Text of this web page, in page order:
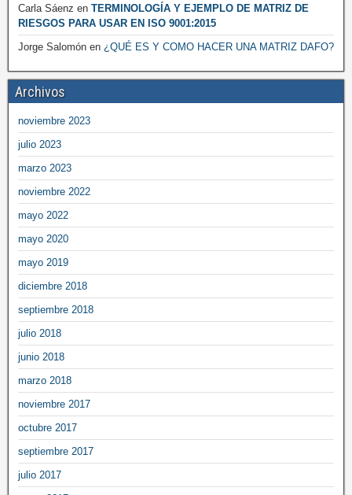
Carla Sáenz en TERMINOLOGÍA Y EJEMPLO DE MATRIZ DE
RIESGOS PARA USAR EN ISO 9001:2015
Jorge Salomón en ¿QUÉ ES Y COMO HACER UNA MATRIZ DAFO?
Archivos
noviembre 2023
julio 2023
marzo 2023
noviembre 2022
mayo 2022
mayo 2020
mayo 2019
diciembre 2018
septiembre 2018
julio 2018
junio 2018
marzo 2018
noviembre 2017
octubre 2017
septiembre 2017
julio 2017